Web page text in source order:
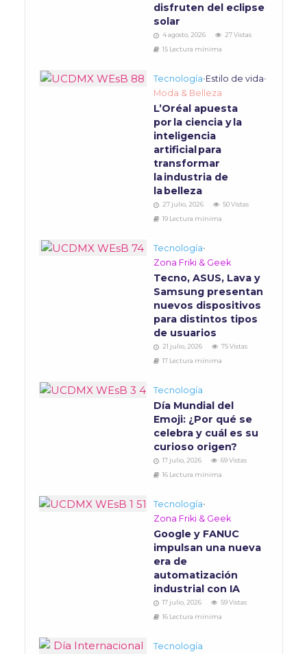
disfruten del eclipse
solar
4 agosto, 2026
27 Vistas
15 Lectura mínima
Tecnología•Estilo de vida•
Moda & Belleza
L’Oréal apuesta
por la ciencia y la
inteligencia
artificial para
transformar
la industria de
la belleza
27 julio, 2026
50 Vistas
19 Lectura mínima
Tecnología•
Zona Friki & Geek
Tecno, ASUS, Lava y
Samsung presentan
nuevos dispositivos
para distintos tipos
de usuarios
21 julio, 2026
75 Vistas
17 Lectura mínima
Tecnología
Día Mundial del
Emoji: ¿Por qué se
celebra y cuál es su
curioso origen?
17 julio, 2026
69 Vistas
16 Lectura mínima
Tecnología•
Zona Friki & Geek
Google y FANUC
impulsan una nueva
era de
automatización
industrial con IA
17 julio, 2026
59 Vistas
16 Lectura mínima
Tecnología